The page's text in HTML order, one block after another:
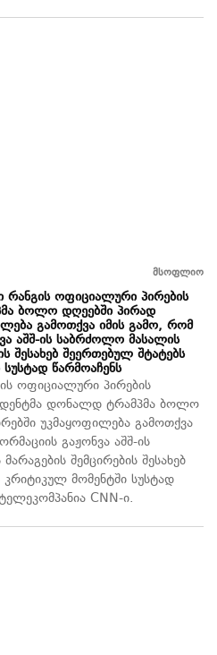
მსოფლიო
რანგის ოფიციალური პირების
ბოლო დღეებში პირად
გამოთქვა იმის გამო, რომ
აშშ-ის საბრძოლო მასალის
შესახებ შეერთებულ შტატებს
წარმოაჩენს
ოფიციალური პირების
დონალდ ტრამპმა ბოლო
უკმაყოფილება გამოთქვა
გაჟონვა აშშ-ის
შემცირების შესახებ
მომენტში სუსტად
CNN-ი.